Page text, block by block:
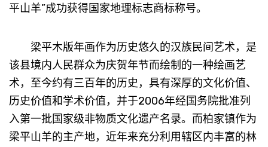
平山羊”成功获得国家地理标志商标称号。
梁平木版年画作为历史悠久的汉族民间艺术，是
该县境内人民群众为庆贺年节而绘制的一种绘画艺
术，至今约有三百年的历史，具有深厚的文化价值、
历史价值和学术价值，并于2006年经国务院批准列
入第一批国家级非物质文化遗产名录。而柏家镇作为
梁平山羊的主产地，近年来充分利用辖区内丰富的林